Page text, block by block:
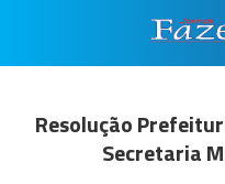
Resolução
Secretaria